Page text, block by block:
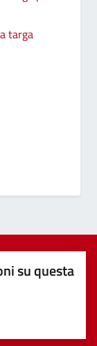
targa
su questa